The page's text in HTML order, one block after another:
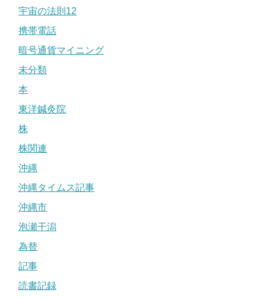
宇宙の法則12
携帯電話
暗号通貨マイニング
未分類
本
東洋鍼灸院
株
株関連
沖縄
沖縄タイムス記事
沖縄市
泡瀬干潟
為替
記事
読書記録